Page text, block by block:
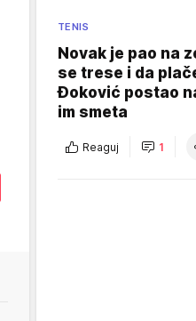
TENIS
Novak je pao na
se trese i da
Đoković postao
im smeta
Reaguj 1